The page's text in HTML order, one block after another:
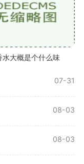
水大概是个什么味
07-31
08-03
08-03